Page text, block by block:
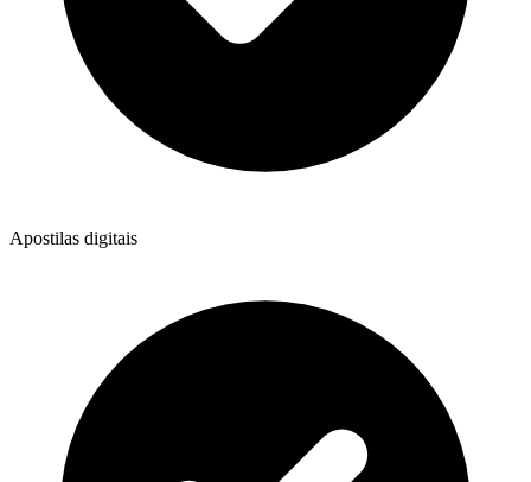
Apostilas digitais